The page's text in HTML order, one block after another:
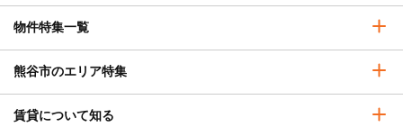
物件特集一覧
熊谷市のエリア特集
賃貸について知る